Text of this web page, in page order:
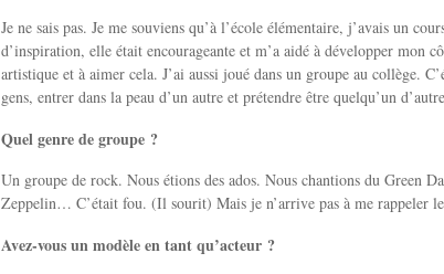
Je ne sais pas. Je me souviens qu’à l’école élémentaire, j’avais un
d’inspiration, elle était encourageante et m’a aidé à développer mon
artistique et à aimer cela. J’ai aussi joué dans un groupe au collège.
gens, entrer dans la peau d’un autre et prétendre être quelqu’un
Quel genre de groupe ?
Un groupe de rock. Nous étions des ados. Nous chantions du Green
Zeppelin… C’était fou. (Il sourit) Mais je n’arrive pas à me rappeler
Avez-vous un modèle en tant qu’acteur ?